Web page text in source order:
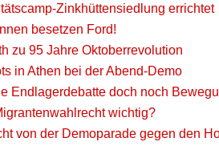
Zinkhüttensiedlung errichtet
besetzen Ford!
zu 95 Jahre Oktoberrevolution
in Athen bei der Abend-Demo
Endlagerdebatte doch noch
wichtig?
von der Demoparade gegen den